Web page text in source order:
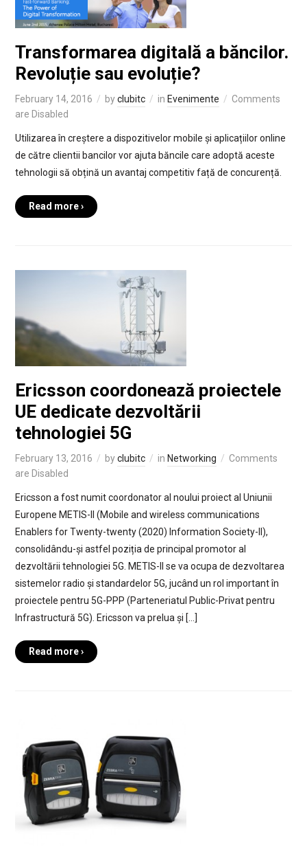
Transformarea digitală a băncilor.
Revoluție sau evoluție?
February 14, 2016 byclubitc in Evenimente
Comments
are Disabled
Utilizarea în creștere a dispozitivelor mobile și aplicațiilor online
de către clientii bancilor vor ajuta băncile care adoptă aceste
tehnologii să obțină un avantaj competitiv față de concurență.
Read more ›
Ericsson coordonează proiectele
UE dedicate dezvoltării
tehnologiei 5G
February 13, 2016 byclubitc in Networking
Comments
are Disabled
Ericsson a fost numit coordonator al noului proiect al Uniunii
Europene METIS-II (Mobile and wireless communications
Enablers for Twenty-twenty (2020) Information Society-II),
consolidându-și astfel poziția de principal promotor al
dezvoltării tehnologiei 5G. METIS-II se va ocupa de dezvoltarea
sistemelor radio și standardelor 5G, jucând un rol important în
proiectele pentru 5G-PPP (Parteneriatul Public-Privat pentru
Infrastructură 5G). Ericsson va prelua și […]
Read more ›